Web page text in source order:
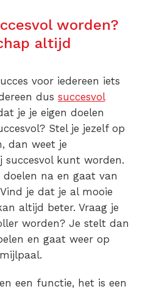
worden?
altijd
voor iedereen iets
dus succesvol
je je eigen doelen
Stel je jezelf op
dan weet je
kunt worden.
na en gaat van
je dat je al mooie
altijd beter. Vraag je
worden? Je stelt dan
en gaat weer op
een functie, het is een